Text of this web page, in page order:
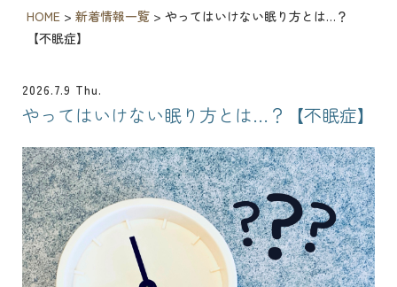
HOME > 新着情報一覧 > やってはいけない眠り方とは…？
【不眠症】
2026.7.9 Thu.
やってはいけない眠り方とは…？【不眠症】